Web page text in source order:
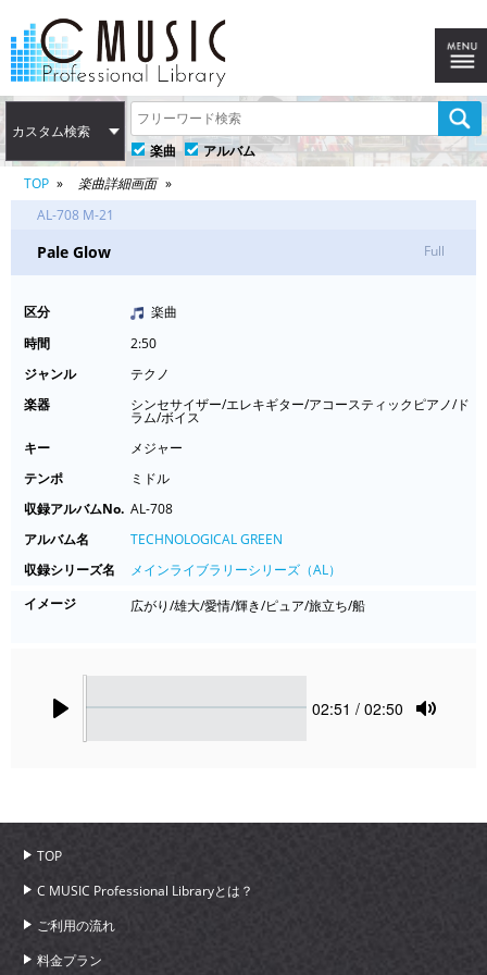
カスタム検索
楽曲
アルバム
TOP
楽曲詳細画面
AL-708 M-21
Pale Glow Full
区分
楽曲
時間
2:50
ジャンル
テクノ
楽器
シンセサイザー/エレキギター/アコースティックピアノ/ド
ラム/ボイス
キー
メジャー
テンポ
ミドル
収録アルバムNo. AL-708
アルバム名
TECHNOLOGICAL GREEN
収録シリーズ名
メインライブラリーシリーズ（AL）
イメージ
広がり/雄大/愛情/輝き/ピュア/旅立ち/船
Current
02:51 / 02:50
TOP
C MUSIC Professional Libraryとは？
ご利用の流れ
料金プラン